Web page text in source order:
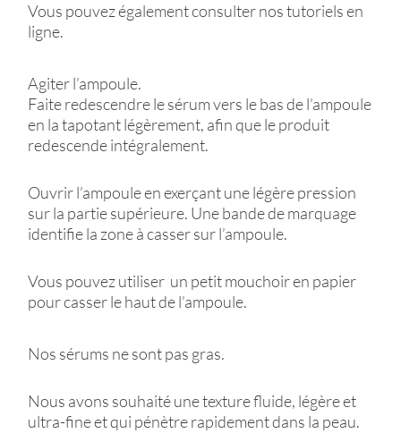
Vous pouvez également consulter nos tutoriels en
ligne.
Agiter l’ampoule.
Faite redescendre le sérum vers le bas de l’ampoule
en la tapotant légèrement, afin que le produit
redescende intégralement.
Ouvrir l’ampoule en exerçant une légère pression
sur la partie supérieure. Une bande de marquage
identifie la zone à casser sur l’ampoule.
Vous pouvez utiliser un petit mouchoir en papier
pour casser le haut de l’ampoule.
Nos sérums ne sont pas gras.
Nous avons souhaité une texture fluide, légère et
ultra-fine et qui pénètre rapidement dans la peau.